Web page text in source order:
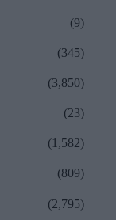
(9)
(345)
(3,850)
(23)
(1,582)
(809)
(2,795)